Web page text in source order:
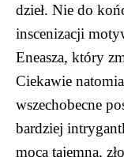
dzieł. Nie do
inscenizacji
Eneasza, który
Ciekawie
wszechobecne
bardziej
mocą tajemną,